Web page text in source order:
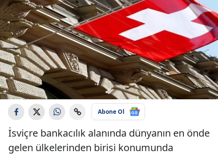
Abone Ol
İsviçre bankacılık alanında dünyanın en önde
gelen ülkelerinden birisi konumunda